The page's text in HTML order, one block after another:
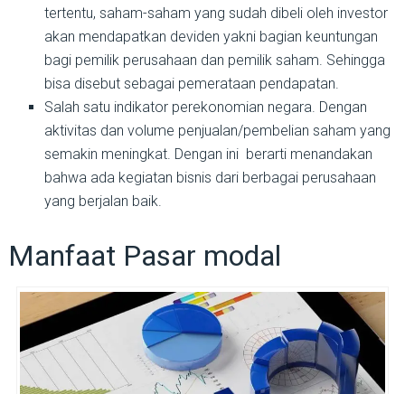
tertentu, saham-saham yang sudah dibeli oleh investor
akan mendapatkan deviden yakni bagian keuntungan
bagi pemilik perusahaan dan pemilik saham. Sehingga
bisa disebut sebagai pemerataan pendapatan.
Salah satu indikator perekonomian negara. Dengan
aktivitas dan volume penjualan/pembelian saham yang
semakin meningkat. Dengan ini berarti menandakan
bahwa ada kegiatan bisnis dari berbagai perusahaan
yang berjalan baik.
Manfaat Pasar modal